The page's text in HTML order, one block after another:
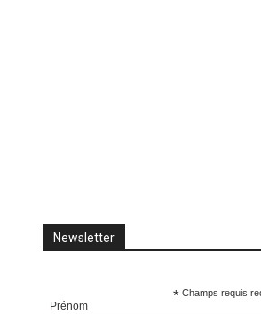
Newsletter
*Champs requis
Prénom